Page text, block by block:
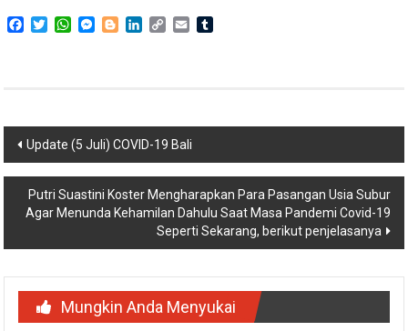
Facebook
TwitterWhatsApp
Messenger
BloggerLinkedIn
CopyEmail
Navigasi
pos
Update (5 Juli) COVID-19 Bali
Putri Suastini Koster Mengharapkan Para Pasangan Usia Subur
Agar Menunda Kehamilan Dahulu Saat Masa Pandemi Covid-19
Seperti Sekarang, berikut penjelasanya
Mungkin Anda Menyukai